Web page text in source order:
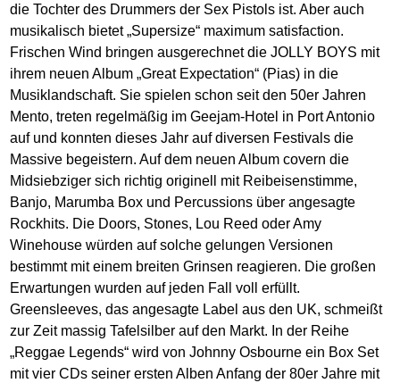
die Tochter des Drummers der Sex Pistols ist. Aber auch
musikalisch bietet „Supersize“ maximum satisfaction.
Frischen Wind bringen ausgerechnet die JOLLY BOYS mit
ihrem neuen Album „Great Expectation“ (Pias) in die
Musiklandschaft. Sie spielen schon seit den 50er Jahren
Mento, treten regelmäßig im Geejam-Hotel in Port Antonio
auf und konnten dieses Jahr auf diversen Festivals die
Massive begeistern. Auf dem neuen Album covern die
Midsiebziger sich richtig originell mit Reibeisenstimme,
Banjo, Marumba Box und Percussions über angesagte
Rockhits. Die Doors, Stones, Lou Reed oder Amy
Winehouse würden auf solche gelungen Versionen
bestimmt mit einem breiten Grinsen reagieren. Die großen
Erwartungen wurden auf jeden Fall voll erfüllt.
Greensleeves, das angesagte Label aus den UK, schmeißt
zur Zeit massig Tafelsilber auf den Markt. In der Reihe
„Reggae Legends“ wird von Johnny Osbourne ein Box Set
mit vier CDs seiner ersten Alben Anfang der 80er Jahre mit